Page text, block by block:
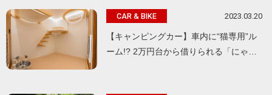
CAR & BIKE 2023.03.20
【キャンピングカー】車内に“猫専用”ル
ーム!? 2万円台から借りられる「にゃ…